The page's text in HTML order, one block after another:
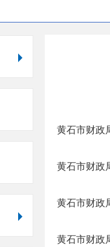
黄石市财政
黄石市财政
黄石市财政
黄石市财政